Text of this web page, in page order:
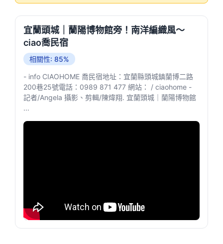
宜蘭頭城｜蘭陽博物館旁！南洋編織風～
ciao喬民宿
相關性: 85%
- info CIAOHOME 喬民宿地址：宜蘭縣頭城鎮蘭博二路
200巷25號電話：0989 871 477 網站： / ciaohome -
記者/Angela 攝影、剪輯/陳煒翔. 宜蘭頭城｜蘭陽博物館
...